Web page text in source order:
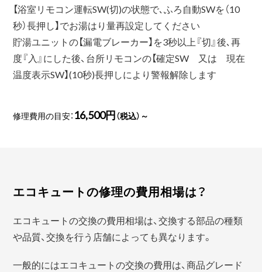
【浴室リモコン運転SW(切)の状態で､ふろ自動SWを（10
秒）長押し】でお湯はり量再設定してください
貯湯ユニットの【漏電ブレーカー】を3秒以上『切』後､再
度『入』にした後、台所リモコンの【確定SW 又は 現在
温度表示SW】(10秒)長押しにより警報解除します
修理費用の目安： 16,500円（税込）～
エコキュートの修理の費用相場は？
エコキュートの交換の費用相場は、交換する部品の種類
や品質、交換を行う店舗によっても異なります。
一般的にはエコキュートの交換の費用は、商品グレード